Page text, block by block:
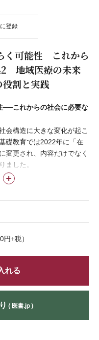
登録
く可能性 これから
2 地域医療の未来
割と実践
これからの社会に必要な
会構造に大きな変化が起こ
礎教育では2022年に「在
変更され、内容だけでなく
ました。
点をより一層養う必要があ
島、また、診療所で学ぶ取
ルな視点からローカルな健
・解決し、また、その取り
とで世界と通じる「グロー
き地や離島、診療所での
考えます。
島、また地域の診療所で学
ます。学生が「地域・在
はどうすればよいのか。そ
のか。そこで何を学べるの
生方のヒントとなれば幸
+税）
れる
( 医書.jp )